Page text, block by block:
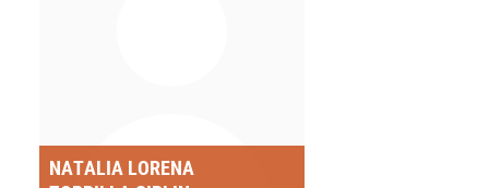
NATALIA LORENA